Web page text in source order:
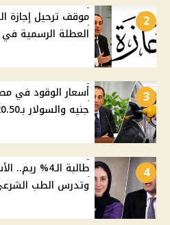
2
العطلة الرسمية
3
جنيه والسولار بـ20.50 جنيه
4
طالبة الـ4%
وتدرس الطب الشرعي